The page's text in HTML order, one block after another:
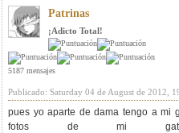
Patrinas
¡Adicto Total!
5187 mensajes
Publicado: Saturday 04 de August de 2012,
pues yo aparte de dama tengo a mi
fotos de mi